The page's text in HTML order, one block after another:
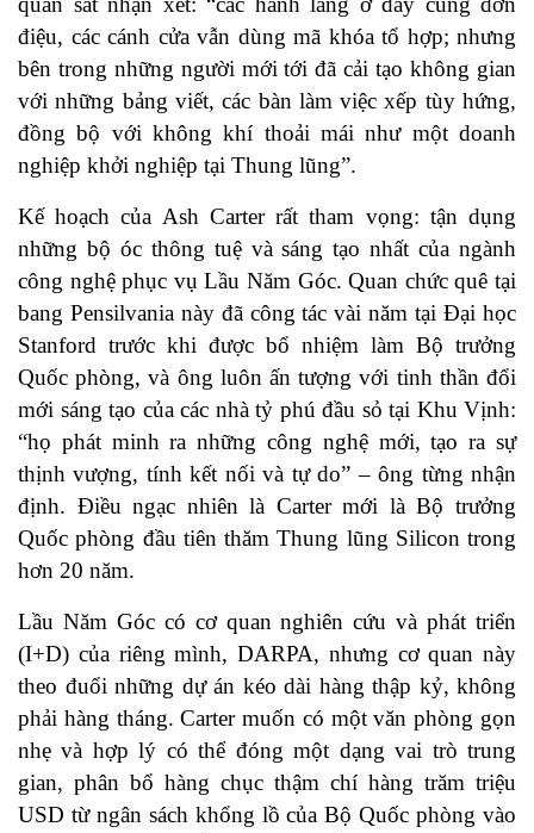
điệu, các cánh cửa vẫn dùng mã khóa tổ hợp; nhưng
bên trong những người mới tới đã cải tạo không gian
với những bảng viết, các bàn làm việc xếp tùy hứng,
đồng bộ với không khí thoải mái như một doanh
nghiệp khởi nghiệp tại Thung lũng”.
Kế hoạch của Ash Carter rất tham vọng: tận dụng
những bộ óc thông tuệ và sáng tạo nhất của ngành
công nghệ phục vụ Lầu Năm Góc. Quan chức quê tại
bang Pensilvania này đã công tác vài năm tại Đại học
Stanford trước khi được bổ nhiệm làm Bộ trưởng
Quốc phòng, và ông luôn ấn tượng với tinh thần đổi
mới sáng tạo của các nhà tỷ phú đầu sỏ tại Khu Vịnh:
“họ phát minh ra những công nghệ mới, tạo ra sự
thịnh vượng, tính kết nối và tự do” – ông từng nhận
định. Điều ngạc nhiên là Carter mới là Bộ trưởng
Quốc phòng đầu tiên thăm Thung lũng Silicon trong
hơn 20 năm.
Lầu Năm Góc có cơ quan nghiên cứu và phát triển
(I+D) của riêng mình, DARPA, nhưng cơ quan này
theo đuổi những dự án kéo dài hàng thập kỷ, không
phải hàng tháng. Carter muốn có một văn phòng gọn
nhẹ và hợp lý có thể đóng một dạng vai trò trung
gian, phân bổ hàng chục thậm chí hàng trăm triệu
USD từ ngân sách khổng lồ của Bộ Quốc phòng vào